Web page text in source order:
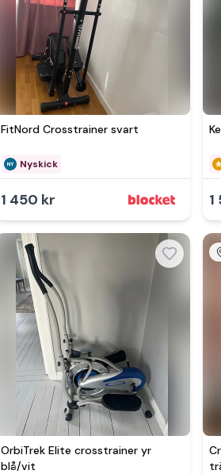
FitNord Crosstrainer svart
Nyskick
1 450 kr
Se mer hos
OrbiTrek Elite crosstrainer yr
blå/vit